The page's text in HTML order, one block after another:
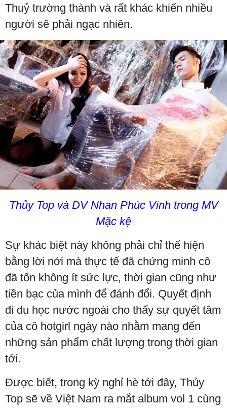
Thuỷ trường thành và rất khác khiến nhiều
người sẽ phải ngạc nhiên.
Thủy Top và DV Nhan Phúc Vinh trong MV
Mặc kệ
Sự khác biệt này không phải chỉ thể hiện
bằng lời nới mà thực tế đã chứng minh cô
đã tốn không ít sức lực, thời gian cũng như
tiền bạc của mình để đánh đổi. Quyết định
đi du học nước ngoài cho thấy sự quyết tâm
của cô hotgirl ngày nào nhằm mang đến
những sản phẩm chất lượng trong thời gian
tới.
Được biết, trong kỳ nghỉ hè tới đây, Thủy
Top sẽ về Việt Nam ra mắt album vol 1 cùng